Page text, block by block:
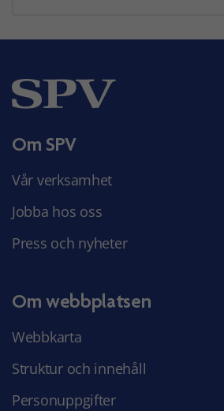
Om SPV
Vår verksamhet
Jobba hos oss
Press och nyheter
Om webbplatsen
Webbkarta
Struktur och innehåll
Personuppgifter